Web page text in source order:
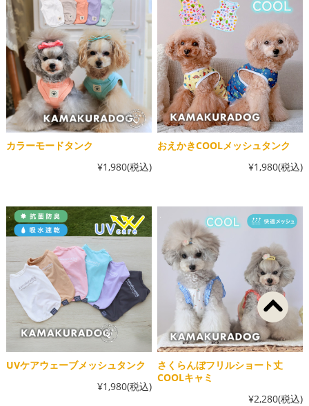
カラーモードタンク
¥1,980(税込)
おえかきCOOLメッシュタンク
¥1,980(税込)
UVケアウェーブメッシュタンク
¥1,980(税込)
さくらんぼフリルショート丈
COOLキャミ
¥2,280(税込)